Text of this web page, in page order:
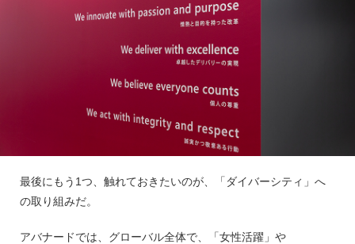
最後にもう1つ、触れておきたいのが、「ダイバーシティ」へ
の取り組みだ。
アバナードでは、グローバル全体で、「女性活躍」や